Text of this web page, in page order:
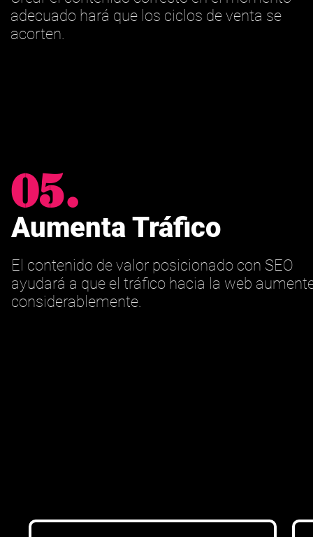
adecuado hará que los ciclos de venta se
acorten.
05.
Aumenta Tráfico
El contenido de valor posicionado con SEO
ayudará a que el tráfico hacia la web
considerablemente.